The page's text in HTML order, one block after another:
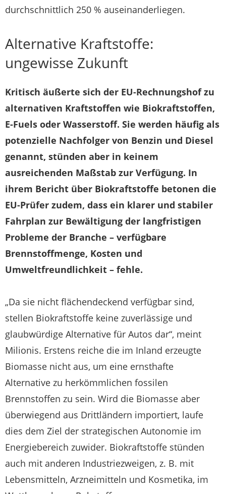
durchschnittlich 250 % auseinanderliegen.
Alternative Kraftstoffe:
ungewisse Zukunft
Kritisch äußerte sich der EU-Rechnungshof zu
alternativen Kraftstoffen wie Biokraftstoffen,
E-Fuels oder Wasserstoff. Sie werden häufig als
potenzielle Nachfolger von Benzin und Diesel
genannt, stünden aber in keinem
ausreichenden Maßstab zur Verfügung. In
ihrem Bericht über Biokraftstoffe betonen die
EU-Prüfer zudem, dass ein klarer und stabiler
Fahrplan zur Bewältigung der langfristigen
Probleme der Branche – verfügbare
Brennstoffmenge, Kosten und
Umweltfreundlichkeit – fehle.
„Da sie nicht flächendeckend verfügbar sind,
stellen Biokraftstoffe keine zuverlässige und
glaubwürdige Alternative für Autos dar“, meint
Milionis. Erstens reiche die im Inland erzeugte
Biomasse nicht aus, um eine ernsthafte
Alternative zu herkömmlichen fossilen
Brennstoffen zu sein. Wird die Biomasse aber
überwiegend aus Drittländern importiert, laufe
dies dem Ziel der strategischen Autonomie im
Energiebereich zuwider. Biokraftstoffe stünden
auch mit anderen Industriezweigen, z. B. mit
Lebensmitteln, Arzneimitteln und Kosmetika, im